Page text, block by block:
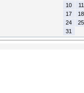
10
11
17
18
24
25
31